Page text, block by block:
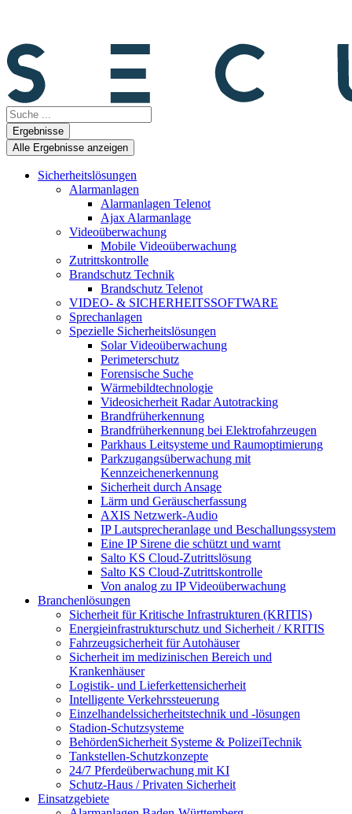
Search
...Ergebnisse
Alle Ergebnisse anzeigen
Sicherheitslösungen
Alarmanlagen
Alarmanlagen Telenot
Ajax Alarmanlage
Videoüberwachung
Mobile Videoüberwachung
Zutrittskontrolle
Brandschutz Technik
Brandschutz Telenot
VIDEO- & SICHERHEITSSOFTWARE
Sprechanlagen
Spezielle Sicherheitslösungen
Solar Videoüberwachung
Perimeterschutz
Forensische Suche
Wärmebildtechnologie
Videosicherheit Radar Autotracking​
Brandfrüherkennung
Brandfrüherkennung bei Elektrofahrzeugen
Parkhaus Leitsysteme und Raumoptimierung
Parkzugangsüberwachung mit
Kennzeichenerkennung
Sicherheit durch Ansage
Lärm und Geräuscherfassung
AXIS Netzwerk-Audio
IP Lautsprecheranlage und Beschallungssystem
Eine IP Sirene die schützt und warnt
Salto KS Cloud-Zutrittslösung
Salto KS Cloud-Zutrittskontrolle
Von analog zu IP Videoüberwachung
Branchenlösungen
Sicherheit für Kritische Infrastrukturen (KRITIS)
Energieinfrastrukturschutz und Sicherheit / KRITIS
Fahrzeugsicherheit für Autohäuser
Sicherheit im medizinischen Bereich und
Krankenhäuser
Logistik- und Lieferkettensicherheit
Intelligente Verkehrssteuerung
Einzelhandelssicherheitstechnik und -lösungen
Stadion-Schutzsysteme
BehördenSicherheit Systeme & PolizeiTechnik
Tankstellen-Schutzkonzepte​
24/7 Pferdeüberwachung mit KI
Schutz-Haus / Privaten Sicherheit
Einsatzgebiete